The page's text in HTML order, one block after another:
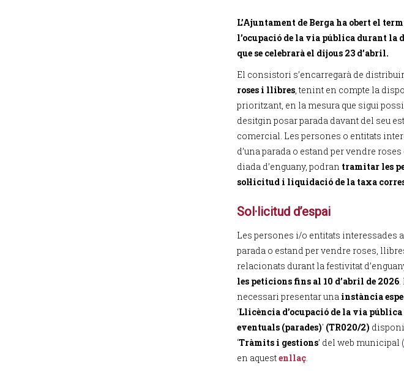
L’Ajuntament de Berga ha obert el
l’ocupació de la via pública durant la
que se celebrarà el dijous 23 d’abril.
El consistori s’encarregarà de
roses i llibres, tenint en compte la
prioritzant, en la mesura que sigui
desitgin posar parada davant del seu
comercial. Les persones o entitats
d’una parada o estand per vendre
diada d’enguany, podran tramitar les
sol·licitud i liquidació de la taxa
Sol·licitud d’espai
Les persones i/o entitats interessades
parada o estand per vendre roses,
relacionats durant la festivitat
les peticions fins al 10 d’abril de 2026.
necessari presentar unainstància
‘Llicència d’ocupació de la via pública
eventuals (parades)' (TR020/2)
‘Tràmits i gestions’ del web municipal (
en aquestenllaç.